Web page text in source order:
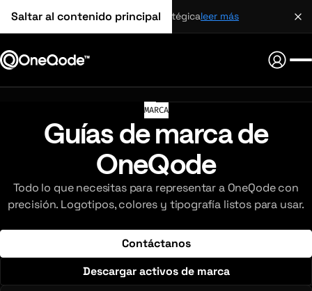
Saltar al contenido principal
alianza estratégicaleer más
MARCA
Guías de marca de
OneQode
Todo lo que necesitas para representar a OneQode con
precisión. Logotipos, colores y tipografía listos para usar.
Contáctanos
Descargar activos de marca